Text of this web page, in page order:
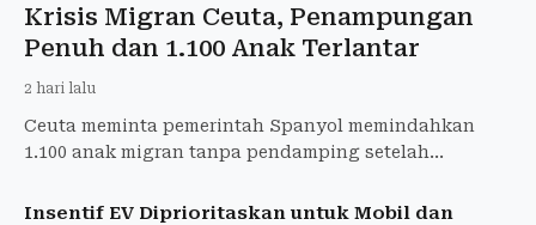
Krisis Migran Ceuta, Penampungan
Penuh dan 1.100 Anak Terlantar
2 hari lalu
Ceuta meminta pemerintah Spanyol memindahkan
1.100 anak migran tanpa pendamping setelah
penuh.
Insentif EV Diprioritaskan untuk Mobil dan